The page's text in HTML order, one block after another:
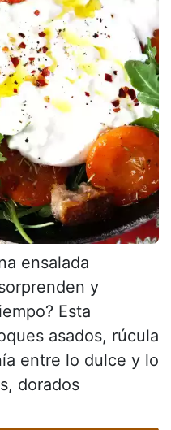
ensalada
y
Esta
asados, rúcula
entre lo dulce y lo
dorados